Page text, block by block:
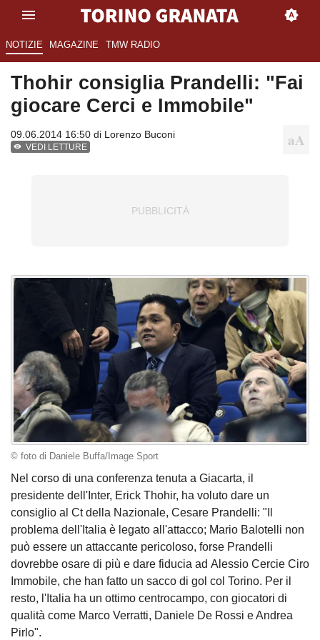
NOTIZIE MAGAZINE TMW RADIO
Thohir consiglia Prandelli: "Fai
giocare Cerci e Immobile"
09.06.2014 16:50 di Lorenzo Buconi
VEDI LETTURE
© foto di Daniele Buffa/Image Sport
Nel corso di una conferenza tenuta a Giacarta, il
presidente dell'Inter, Erick Thohir, ha voluto dare un
consiglio al Ct della Nazionale, Cesare Prandelli: "Il
problema dell'Italia è legato all'attacco; Mario Balotelli non
può essere un attaccante pericoloso, forse Prandelli
dovrebbe osare di più e dare fiducia ad Alessio Cercie Ciro
Immobile, che han fatto un sacco di gol col Torino. Per il
resto, l'Italia ha un ottimo centrocampo, con giocatori di
qualità come Marco Verratti, Daniele De Rossi e Andrea
Pirlo".